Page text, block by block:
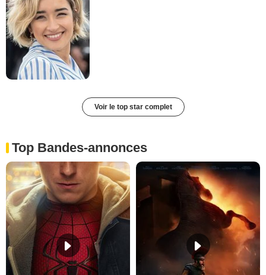
Voir le top star complet
Top Bandes-annonces